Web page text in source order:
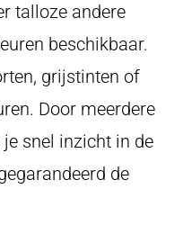
talloze andere
beschikbaar.
grijstinten of
Door meerdere
snel inzicht in de
de